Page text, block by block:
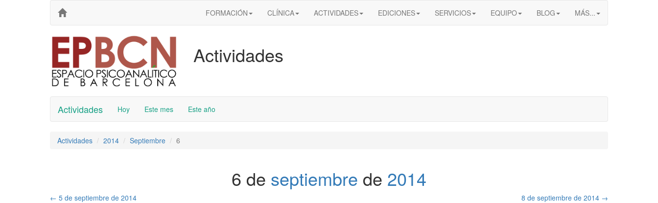
FORMACIÓN CLÍNICA ACTIVIDADES EDICIONES SERVICIOS EQUIPO BLOG MÁS...
Actividades
Actividades Hoy Este mes Este año
Actividades 2014 Septiembre 6
6 de septiembre de 2014
← 5 de septiembre de 2014 8 de septiembre de 2014 →